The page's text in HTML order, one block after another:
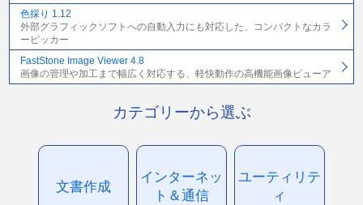
色採り 1.12
外部グラフィックソフトへの自動入力にも対応した、コンパクトなカラ
ーピッカー
FastStone Image Viewer 4.8
画像の管理や加工まで幅広く対応する、軽快動作の高機能画像ビューア
カテゴリーから選ぶ
文書作成
インターネッ
ト＆通信
ユーティリテ
ィ